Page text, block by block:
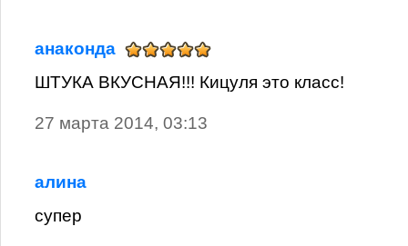
анаконда
ШТУКА ВКУСНАЯ!!! Кицуля это класс!
27 марта 2014, 03:13
алина
супер